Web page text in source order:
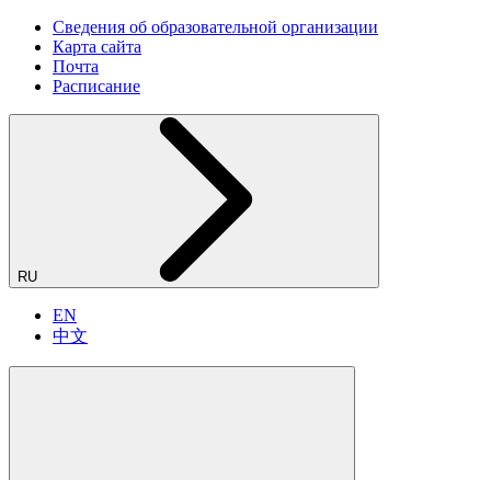
Сведения об образовательной организации
Карта сайта
Почта
Расписание
RU
EN
中文